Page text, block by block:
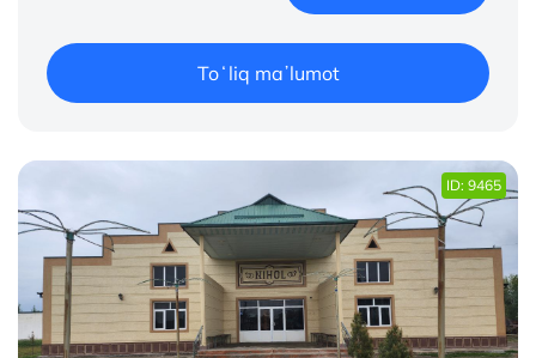
Toʻliq maʼlumot
ID: 9465